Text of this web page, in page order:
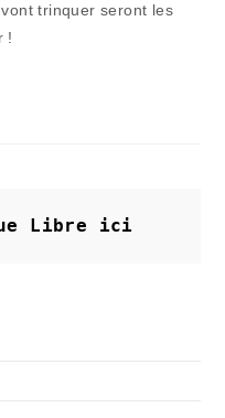
trinquer seront les
!
Libre ici